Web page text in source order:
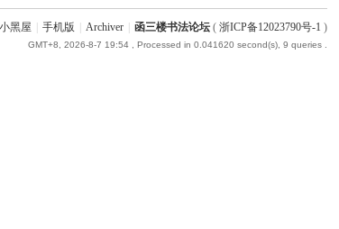
小黑屋 手机版 Archiver 函三楼书法论坛( 浙ICP备12023790号-1 )
GMT+8, 2026-8-7 19:54, Processed in 0.041620 second(s), 9 queries .